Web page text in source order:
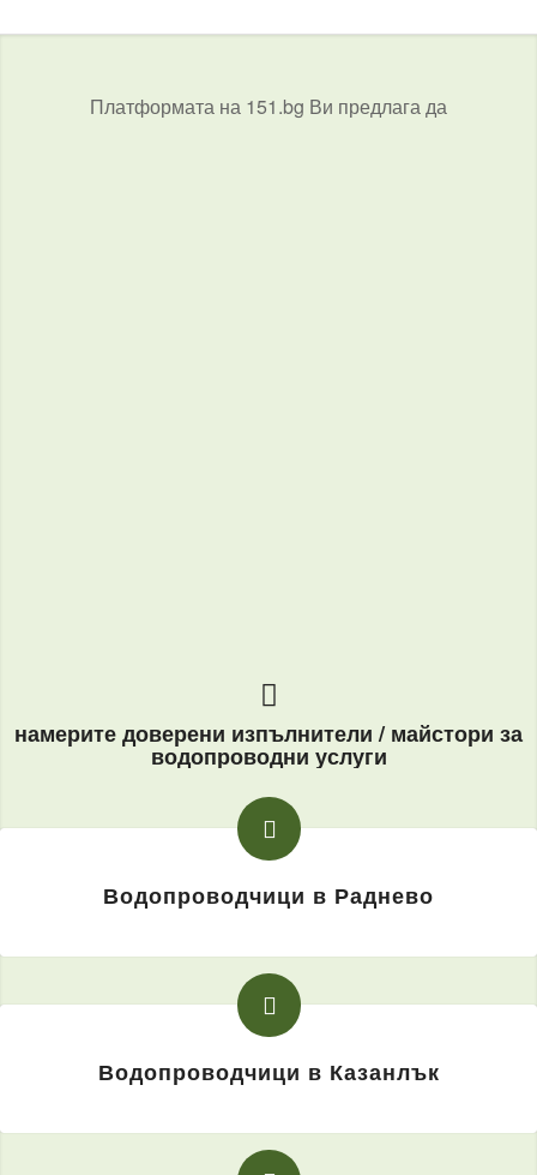
Платформата на 151.bg Ви предлага да
намерите доверени изпълнители / майстори за
водопроводни услуги
Водопроводчици в Раднево
Водопроводчици в Казанлък